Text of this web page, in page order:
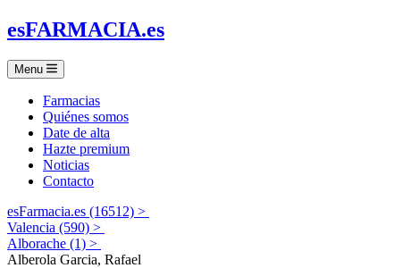
esFARMACIA.es
Menu
Farmacias
Quiénes somos
Date de alta
Hazte premium
Noticias
Contacto
esFarmacia.es (16512) >
Valencia (590) >
Alborache (1) >
Alberola Garcia, Rafael